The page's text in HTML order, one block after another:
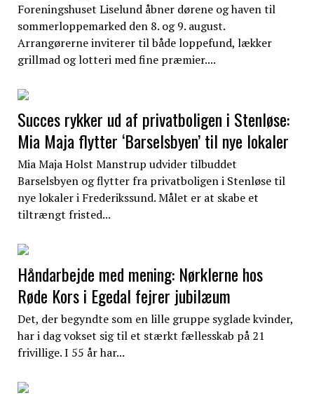
Foreningshuset Liselund åbner dørene og haven til
sommerloppemarked den 8. og 9. august.
Arrangørerne inviterer til både loppefund, lækker
grillmad og lotteri med fine præmier....
Succes rykker ud af privatboligen i Stenløse:
Mia Maja flytter ‘Barselsbyen’ til nye lokaler
Mia Maja Holst Manstrup udvider tilbuddet
Barselsbyen og flytter fra privatboligen i Stenløse til
nye lokaler i Frederikssund. Målet er at skabe et
tiltrængt fristed...
Håndarbejde med mening: Nørklerne hos
Røde Kors i Egedal fejrer jubilæum
Det, der begyndte som en lille gruppe syglade kvinder,
har i dag vokset sig til et stærkt fællesskab på 21
frivillige. I 55 år har...